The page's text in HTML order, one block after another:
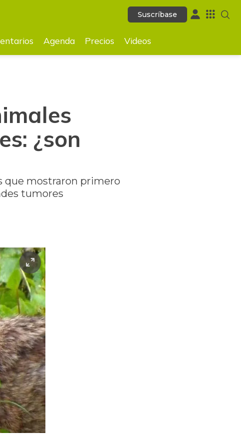
Suscríbase
Suscríbase
Agenda Precios Videos
¿son
que mostraron primero
tumores